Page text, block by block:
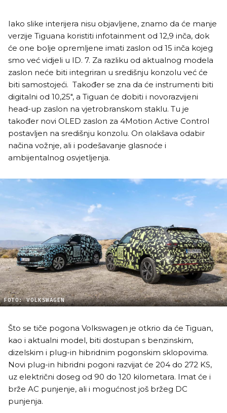
Iako slike interijera nisu objavljene, znamo da će manje
verzije Tiguana koristiti infotainment od 12,9 inča, dok
će one bolje opremljene imati zaslon od 15 inča kojeg
smo već vidjeli u ID. 7. Za razliku od aktualnog modela
zaslon neće biti integriran u središnju konzolu već će
biti samostojeći. Također se zna da će instrumenti biti
digitalni od 10,25", a Tiguan će dobiti i novorazvijeni
head-up zaslon na vjetrobranskom staklu. Tu je
također novi OLED zaslon za 4Motion Active Control
postavljen na središnju konzolu. On olakšava odabir
načina vožnje, ali i podešavanje glasnoće i
ambijentalnog osvjetljenja.
FOTO: VOLKSWAGEN
Što se tiče pogona Volkswagen je otkrio da će Tiguan,
kao i aktualni model, biti dostupan s benzinskim,
dizelskim i plug-in hibridnim pogonskim sklopovima.
Novi plug-in hibridni pogoni razvijat će 204 do 272 KS,
uz električni doseg od 90 do 120 kilometara. Imat će i
brže AC punjenje, ali i mogućnost još bržeg DC
punjenja.